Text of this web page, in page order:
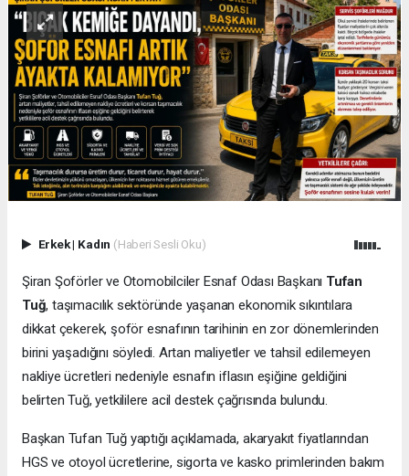
Erkek| Kadın (Haberi Sesli Oku)
Şiran Şoförler ve Otomobilciler Esnaf Odası Başkanı Tufan
Tuğ, taşımacılık sektöründe yaşanan ekonomik sıkıntılara
dikkat çekerek, şoför esnafının tarihinin en zor dönemlerinden
birini yaşadığını söyledi. Artan maliyetler ve tahsil edilemeyen
nakliye ücretleri nedeniyle esnafın iflasın eşiğine geldiğini
belirten Tuğ, yetkililere acil destek çağrısında bulundu.
Başkan Tufan Tuğ yaptığı açıklamada, akaryakıt fiyatlarından
HGS ve otoyol ücretlerine, sigorta ve kasko primlerinden bakım